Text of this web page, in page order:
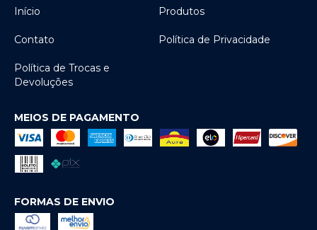
Início
Produtos
Contato Política de Privacidade
Política de Trocas e
Devoluções
MEIOS DE PAGAMENTO
FORMAS DE ENVIO